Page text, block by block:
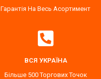
Гарантія На Весь Асортимент
ВСЯ УКРАЇНА
Більше 500 Торгових Точок